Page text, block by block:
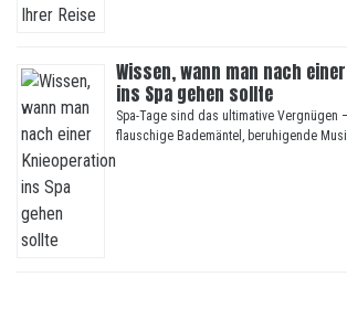
Wissen, wann man nach
ins Spa gehen sollte
Spa-Tage sind das ultimative Vergnügen
flauschige Bademäntel, beruhigende